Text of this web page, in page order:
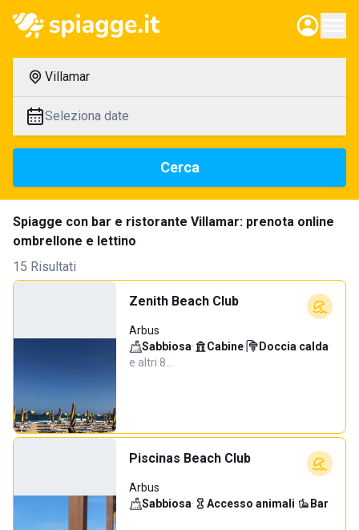
Villamar
Seleziona date
Cerca
Spiagge con bar e ristorante Villamar: prenota online
ombrellone e lettino
15 Risultati
Zenith Beach Club
Arbus
Sabbiosa· Cabine· Doccia calda·
e altri 8…
Piscinas Beach Club
Arbus
Sabbiosa· Accesso animali· Bar